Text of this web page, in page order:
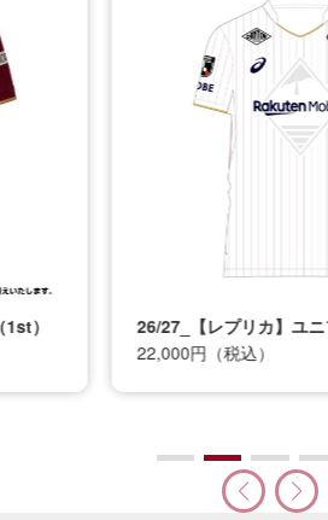
26/27_【レプリカ】ユニフ
22,000円（税込）